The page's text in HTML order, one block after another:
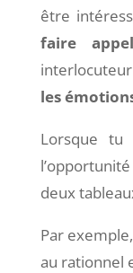
être
faire
les
Lorsque tu
deux
Par
au rationnel